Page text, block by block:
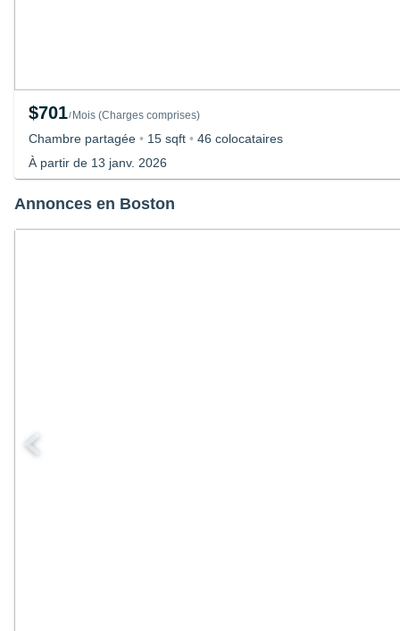
$701/Mois (Charges comprises)
Chambre partagée • 15 sqft • 46 colocataires
À partir de 13 janv. 2026
Annonces en Boston